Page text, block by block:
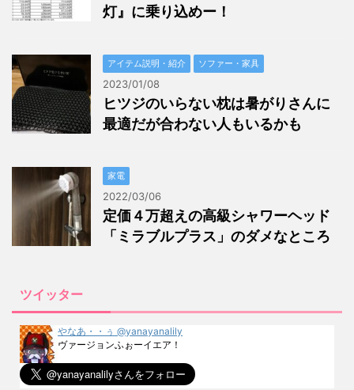
灯』に乗り込めー！
アイテム説明・紹介 ソファー・家具
2023/01/08
ヒツジのいらない枕は暑がりさんに
最適だが合わない人もいるかも
家電
2022/03/06
定価４万超えの高級シャワーヘッド
「ミラブルプラス」のダメなところ
ツイッター
やなあ・・ぅ @yanayanalily
ヴァージョンふぉーイエア！